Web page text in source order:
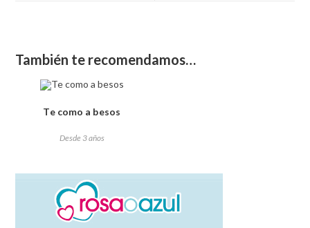
También te recomendamos…
Te como a besos
Desde 3 años